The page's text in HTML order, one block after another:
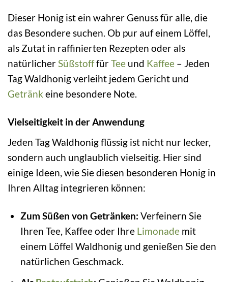
Dieser Honig ist ein wahrer Genuss für alle, die
das Besondere suchen. Ob pur auf einem Löffel,
als Zutat in raffinierten Rezepten oder als
natürlicherSüßstofffürTee und Kaffee – Jeden
Tag Waldhonig verleiht jedem Gericht und
Getränk eine besondere Note.
Vielseitigkeit in der Anwendung
Jeden Tag Waldhonig flüssig ist nicht nur lecker,
sondern auch unglaublich vielseitig. Hier sind
einige Ideen, wie Sie diesen besonderen Honig in
Ihren Alltag integrieren können:
Zum Süßen von Getränken: Verfeinern Sie
Ihren Tee, Kaffee oder Ihre Limonademit
einem Löffel Waldhonig und genießen Sie den
natürlichen Geschmack.